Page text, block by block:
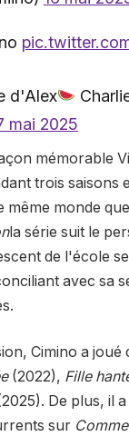
d'Alex
mai 2025
mémorable
trois saisons
même monde
la série suit le
de l'école
avec sa
Cimino a joué
(2022), Fille
De plus, il a
sur